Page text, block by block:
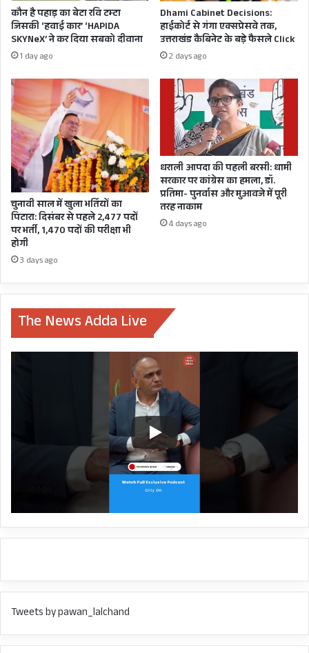
छुट्टी
के
बीजेपी
नेतृत्व
दावे
का
क्या
होगा
कौन है पहाड़ का बेटा रवि टम्टा
जिसकी ‘हवाई कार’ ‘HAPIDA
SKYNeX’ ने कर दिया सबको दीवाना
1 day ago
Dhami Cabinet Decisions:
हाईकोर्ट से गंगा एक्सप्रेसवे तक,
उत्तराखंड कैबिनेट के बड़े फैसले Click
2 days ago
चुनावी साल में खुला भर्तियों का
पिटारा: दिसंबर से पहले 2,477 पदों
पर भर्ती, 1,470 पदों की परीक्षा भी
होगी
3 days ago
धराली आपदा की पहली बरसी: धामी
सरकार पर कांग्रेस का हमला, डॉ.
प्रतिमा- पुनर्वास और मुआवजे में पूरी
तरह नाकाम
4 days ago
The News Adda Live
Tweets by pawan_lalchand